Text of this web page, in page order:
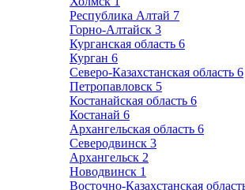
Республика Алтай 7
Горно-Алтайск 3
Курганская область 6
Курган 6
Северо-Казахстанская область 6
Петропавловск 5
Костанайская область 6
Костанай 6
Архангельская область 6
Северодвинск 3
Архангельск 2
Новодвинск 1
Восточно-Казахстанская